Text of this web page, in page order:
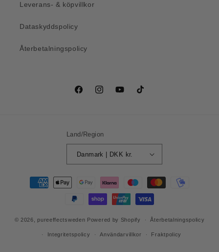
Leverans- & köpvillkor
Dataskyddspolicy
Återbetalningspolicy
FacebookInstagramYouTubeTikTok
Land/Region
Danmark | DKK kr.
Betalningsmetoder
© 2026, pureeffectsweden Powered by Shopify Återbetalningspolicy
Integritetspolicy Användarvillkor Fraktpolicy